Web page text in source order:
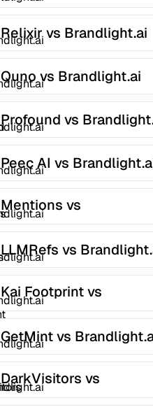
Relixir vs Brandlight.ai
Quno vs Brandlight.ai
Profound vs
Peec AI vs
Mentions vs
Brandlight.ai
LLMRefs vs
Kai Footprint vs
Brandlight.ai
GetMint vs
DarkVisitors vs
Brandlight.ai